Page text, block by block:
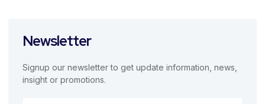
Newsletter
Signup our newsletter to get update information, news,
insight or promotions.